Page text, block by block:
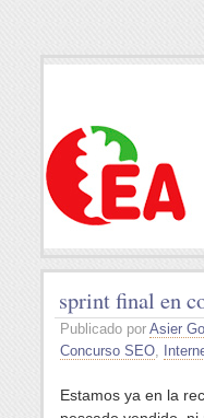
sprint final en
Publicado por Asier
Concurso SEO,
Estamos ya en la